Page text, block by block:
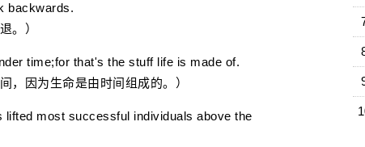
backwards.
。）
time;for that's the stuff life is made of.
因为生命是由时间组成的。）
most successful individuals above the